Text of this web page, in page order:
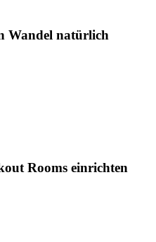
Wandel natürlich
Rooms einrichten